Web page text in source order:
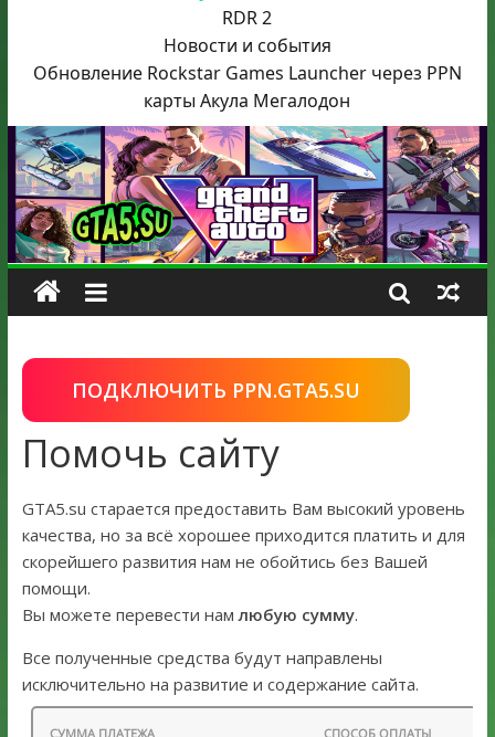
RDR 2
Новости и события
Обновление Rockstar Games Launcher через PPN
карты Акула Мегалодон
ПОДКЛЮЧИТЬ PPN.GTA5.SU
Помочь сайту
GTA5.su старается предоставить Вам высокий уровень
качества, но за всё хорошее приходится платить и для
скорейшего развития нам не обойтись без Вашей
помощи.
Вы можете перевести намлюбую сумму.
Все полученные средства будут направлены
исключительно на развитие и содержание сайта.